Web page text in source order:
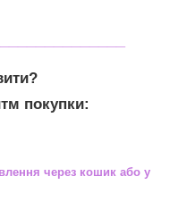
покупки:
через кошик або у